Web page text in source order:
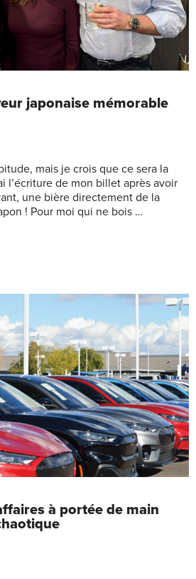
japonaise mémorable
mais je crois que ce sera la
l’écriture de mon billet après avoir
une bière directement de la
! Pour moi qui ne bois …
à portée de main